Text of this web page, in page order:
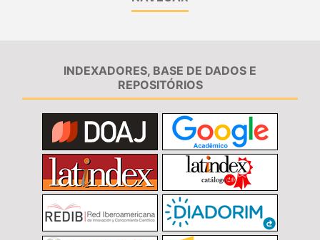
INDEXADORES, BASE DE DADOS E
REPOSITÓRIOS